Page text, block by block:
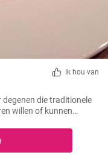
Ik hou van
degenen die traditionele
willen of kunnen